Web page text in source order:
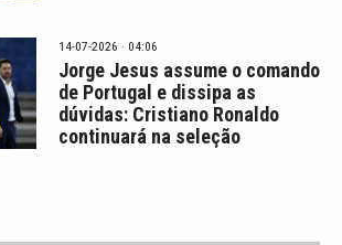
14-07-2026 · 04:06
Jorge Jesus assume o comando
de Portugal e dissipa as
dúvidas: Cristiano Ronaldo
continuará na seleção